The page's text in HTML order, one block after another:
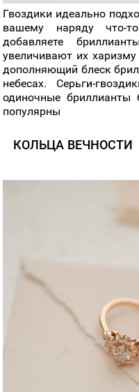
Гвоздики идеально
вашему наряду что-
добавляете
увеличивают их
дополняющий блеск
небесах. Серьги-
одиночные бриллианты
популярны
КОЛЬЦА ВЕЧНОСТИ